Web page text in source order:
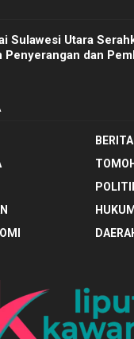
Sulawesi Utara
Penyerangan dan